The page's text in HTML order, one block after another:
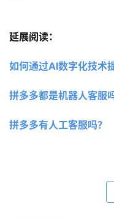
延展阅读：
如何通过AI数字化技术
拼多多都是机器人客服
拼多多有人工客服吗？